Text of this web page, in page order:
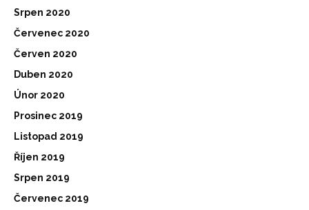
Srpen 2020
Červenec 2020
Červen 2020
Duben 2020
Únor 2020
Prosinec 2019
Listopad 2019
Říjen 2019
Srpen 2019
Červenec 2019